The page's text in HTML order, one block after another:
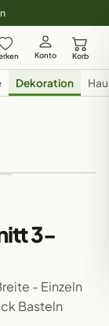
Konto Korb
Dekoration
3-
- Einzeln
Basteln